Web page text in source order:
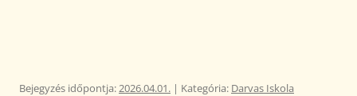
Bejegyzés időpontja:2026.04.01. | Kategória: Darvas Iskola